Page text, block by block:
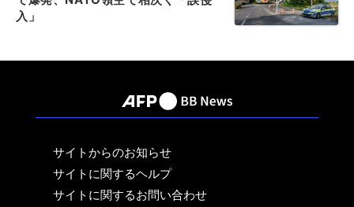
入」
サイトからのお知らせ
サイトに関するヘルプ
サイトに関するお問い合わせ